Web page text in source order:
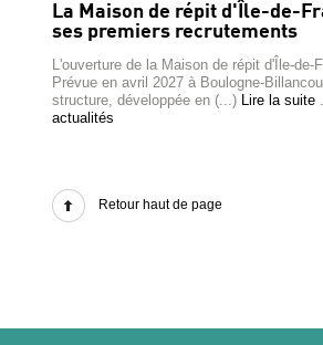
La Maison de répit d'Île-de-
ses premiers recrutements
L'ouverture de la Maison de répit d'Île-de-
Prévue en avril 2027 à Boulogne-
structure, développée en (...) Lire la suite.
actualités
Retour haut de page